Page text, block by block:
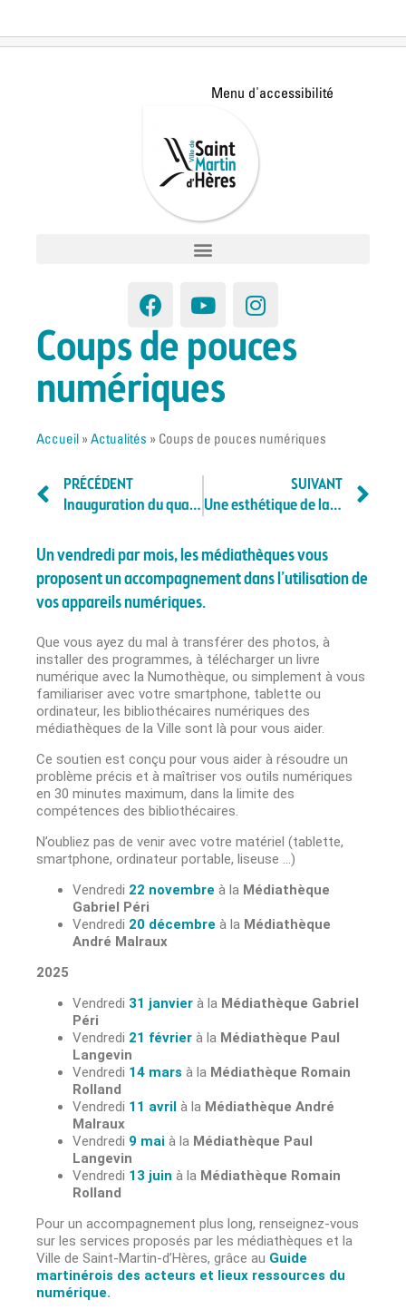
Coups de pouces
numériques
Accueil » Actualités » Coups de pouces numériques
PRÉCÉDENT
Inauguration du quartier Chamberton le 15/11
SUIVANT
Une esthétique de la décadence éclairée !
Un vendredi par mois, les médiathèques vous
proposent un accompagnement dans l’utilisation de
vos appareils numériques.
Que vous ayez du mal à transférer des photos, à
installer des programmes, à télécharger un livre
numérique avec la Numothèque, ou simplement à vous
familiariser avec votre smartphone, tablette ou
ordinateur, les bibliothécaires numériques des
médiathèques de la Ville sont là pour vous aider.
Ce soutien est conçu pour vous aider à résoudre un
problème précis et à maîtriser vos outils numériques
en 30 minutes maximum, dans la limite des
compétences des bibliothécaires.
N’oubliez pas de venir avec votre matériel (tablette,
smartphone, ordinateur portable, liseuse …)
Vendredi 22 novembre à la Médiathèque
Gabriel Péri
Vendredi 20 décembre à la Médiathèque
André Malraux
2025
Vendredi 31 janvier à la Médiathèque Gabriel
Péri
Vendredi 21 février à la Médiathèque Paul
Langevin
Vendredi 14 mars à la Médiathèque Romain
Rolland
Vendredi 11 avril à la Médiathèque André
Malraux
Vendredi 9 mai à la Médiathèque Paul
Langevin
Vendredi 13 juin à la Médiathèque Romain
Rolland
Pour un accompagnement plus long, renseignez-vous
sur les services proposés par les médiathèques et la
Ville de Saint-Martin-d’Hères, grâce au Guide
martinérois des acteurs et lieux ressources du
numérique.